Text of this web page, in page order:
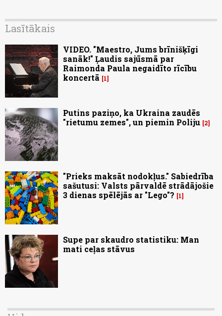
Lasītākais
VIDEO. "Maestro, Jums brīnišķīgi
sanāk!" Ļaudis sajūsmā par
Raimonda Paula negaidīto rīcību
koncertā
1
Putins paziņo, ka Ukraina zaudēs
"rietumu zemes", un piemin Poliju 2
"Prieks maksāt nodokļus." Sabiedrība
sašutusi: Valsts pārvaldē strādājošie
3 dienas spēlējās ar "Lego"?
1
Supe par skaudro statistiku: Man
mati ceļas stāvus